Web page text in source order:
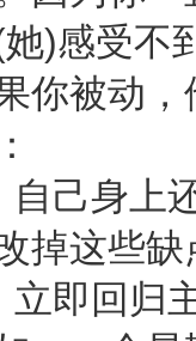
)感受不
被动，
身上还
掉这些
回归主